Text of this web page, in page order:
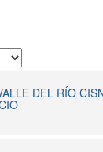
DEL RÍO